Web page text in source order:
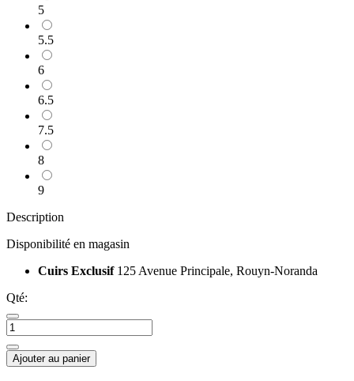
5
5.5
6
6.5
7.5
8
9
Description
Disponibilité en magasin
Cuirs Exclusif 125 Avenue Principale, Rouyn-Noranda
Qté:
Ajouter au panier